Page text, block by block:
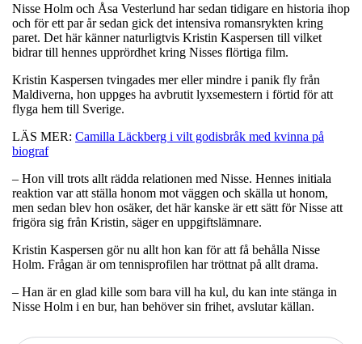
Nisse Holm och Åsa Vesterlund har sedan tidigare en historia ihop
och för ett par år sedan gick det intensiva romansrykten kring
paret. Det här känner naturligtvis Kristin Kaspersen till vilket
bidrar till hennes upprördhet kring Nisses flörtiga film.
Kristin Kaspersen tvingades mer eller mindre i panik fly från
Maldiverna, hon uppges ha avbrutit lyxsemestern i förtid för att
flyga hem till Sverige.
LÄS MER: Camilla Läckberg i vilt godisbråk med kvinna på
biograf
– Hon vill trots allt rädda relationen med Nisse. Hennes initiala
reaktion var att ställa honom mot väggen och skälla ut honom,
men sedan blev hon osäker, det här kanske är ett sätt för Nisse att
frigöra sig från Kristin, säger en uppgiftslämnare.
Kristin Kaspersen gör nu allt hon kan för att få behålla Nisse
Holm. Frågan är om tennisprofilen har tröttnat på allt drama.
– Han är en glad kille som bara vill ha kul, du kan inte stänga in
Nisse Holm i en bur, han behöver sin frihet, avslutar källan.